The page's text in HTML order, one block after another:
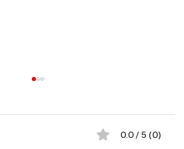
0.0 / 5 (0)